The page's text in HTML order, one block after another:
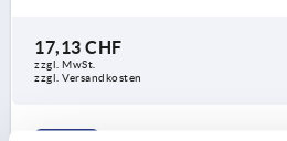
17,13 CHF
zzgl. MwSt.
zzgl. Versandkosten